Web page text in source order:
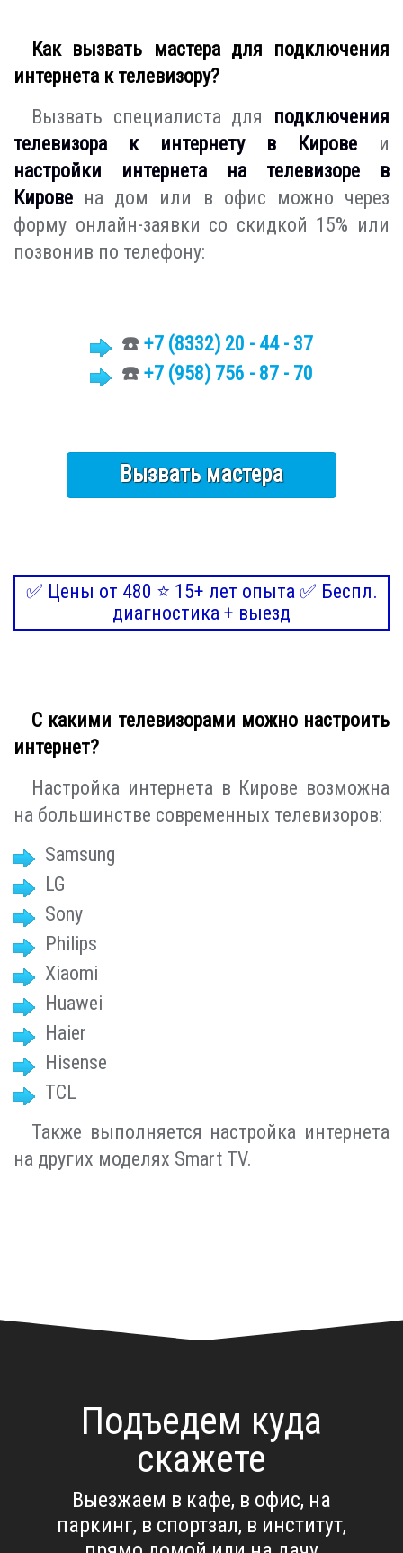
Как вызвать мастера для подключения
интернета к телевизору?
Вызвать специалиста для подключения
телевизора к интернету в Кирове и
настройки интернета на телевизоре в
Кирове на дом или в офис можно через
форму онлайн-заявки со скидкой 15% или
позвонив по телефону:
☎️ +7 (8332) 20 - 44 - 37
☎️ +7 (958) 756 - 87 - 70
Вызвать мастера
✅ Цены от 480 ⭐ 15+ лет опыта ✅ Беспл.
диагностика + выезд
С какими телевизорами можно настроить
интернет?
Настройка интернета в Кирове возможна
на большинстве современных телевизоров:
Samsung
LG
Sony
Philips
Xiaomi
Huawei
Haier
Hisense
TCL
Также выполняется настройка интернета
на других моделях Smart TV.
Подъедем куда
скажете
Выезжаем в кафе, в офис, на
паркинг, в спортзал, в институт,